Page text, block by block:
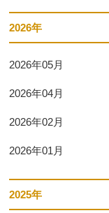
2026年
2026年05月
2026年04月
2026年02月
2026年01月
2025年